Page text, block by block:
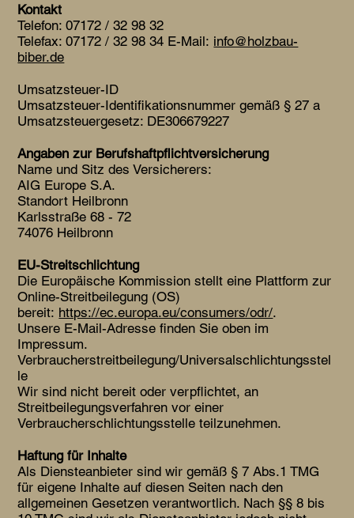
Kontakt
Telefon: 07172 / 32 98 32
Telefax: 07172 / 32 98 34 E-Mail: info@holzbau-
biber.de
Umsatzsteuer-ID
Umsatzsteuer-Identifikationsnummer gemäß § 27 a
Umsatzsteuergesetz: DE306679227
Angaben zur Berufshaftpflichtversicherung
Name und Sitz des Versicherers:
AIG Europe S.A.
Standort Heilbronn
Karlsstraße 68 - 72
74076 Heilbronn
EU-Streitschlichtung
Die Europäische Kommission stellt eine Plattform zur
Online-Streitbeilegung (OS)
bereit: https://ec.europa.eu/consumers/odr/.
Unsere E-Mail-Adresse finden Sie oben im
Impressum.
Verbraucherstreitbeilegung/Universalschlichtungsstel
le
Wir sind nicht bereit oder verpflichtet, an
Streitbeilegungsverfahren vor einer
Verbraucherschlichtungsstelle teilzunehmen.
Haftung für Inhalte
Als Diensteanbieter sind wir gemäß § 7 Abs.1 TMG
für eigene Inhalte auf diesen Seiten nach den
allgemeinen Gesetzen verantwortlich. Nach §§ 8 bis